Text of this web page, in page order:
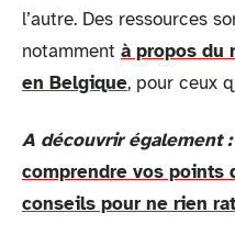
l’autre. Des ressources
notamment à propos du
en Belgique, pour ceux
A découvrir également :
comprendre vos points
conseils pour ne rien